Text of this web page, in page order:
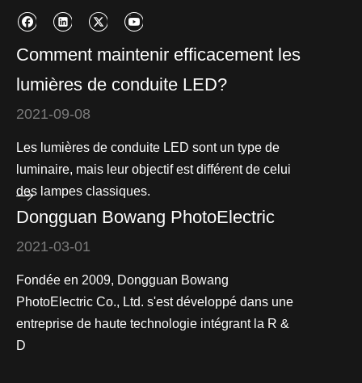
Comment maintenir efficacement les
lumières de conduite LED?
2021-09-08
Les lumières de conduite LED sont un type de
luminaire, mais leur objectif est différent de celui
des lampes classiques.
Dongguan Bowang PhotoElectric
2021-03-01
Fondée en 2009, Dongguan Bowang
PhotoElectric Co., Ltd. s'est développé dans une
entreprise de haute technologie intégrant la R &
D